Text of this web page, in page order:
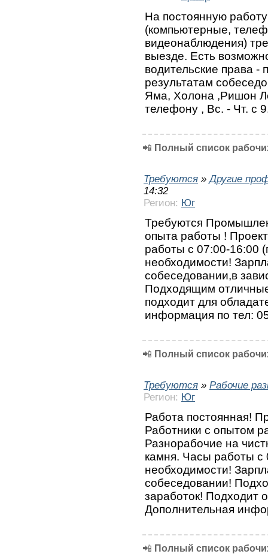
На постоянную
(компьютерные,
видеонаблюдения)
выезде. Есть
водительские права -
результатам
Яма, Холона ,Ришон
телефону , Вс. - Чт. с
📲 Полный список
Требуются »Другие
14:32
Регион: Юг
Требуются
опыта работы !
работы с 07:00-16:00
необходимости!
собеседовании,в
Подходящим
подходит для
информация по тел:
📲 Полный список
Требуются » Рабочие
Регион: Юг
Работа постоянная!
Работники с опытом
Разнорабочие на
камня. Часы работы
необходимости!
собеседовании!
заработок! Подходит
Дополнительная
📲 Полный список